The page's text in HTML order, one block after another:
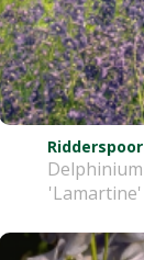
Ridderspoor
Delphinium
'Lamartine'